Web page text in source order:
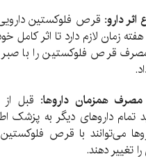
دارو: قرص فلوکستین
زمان لازم دارد تا اثر کامل
مصرف قرص فلوکستین را با
همزمان داروها: قبل
تمام داروهای دیگر به پزشک
می‌توانند با قرص
تغییر دهند.